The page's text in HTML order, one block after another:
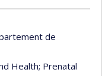
de
Health; Prenatal